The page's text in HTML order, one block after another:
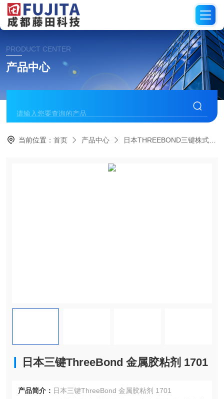
PRODUCT CENTER
产品中心
当前位置：首页 产品中心 日本THREEBOND三键株式会社
日本三键ThreeBond 金属胶粘剂 1701
产品简介： 日本三键ThreeBond 金属胶粘剂 1701